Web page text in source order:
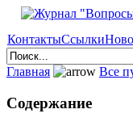
КонтактыСсылки
Главная Все
Содержание